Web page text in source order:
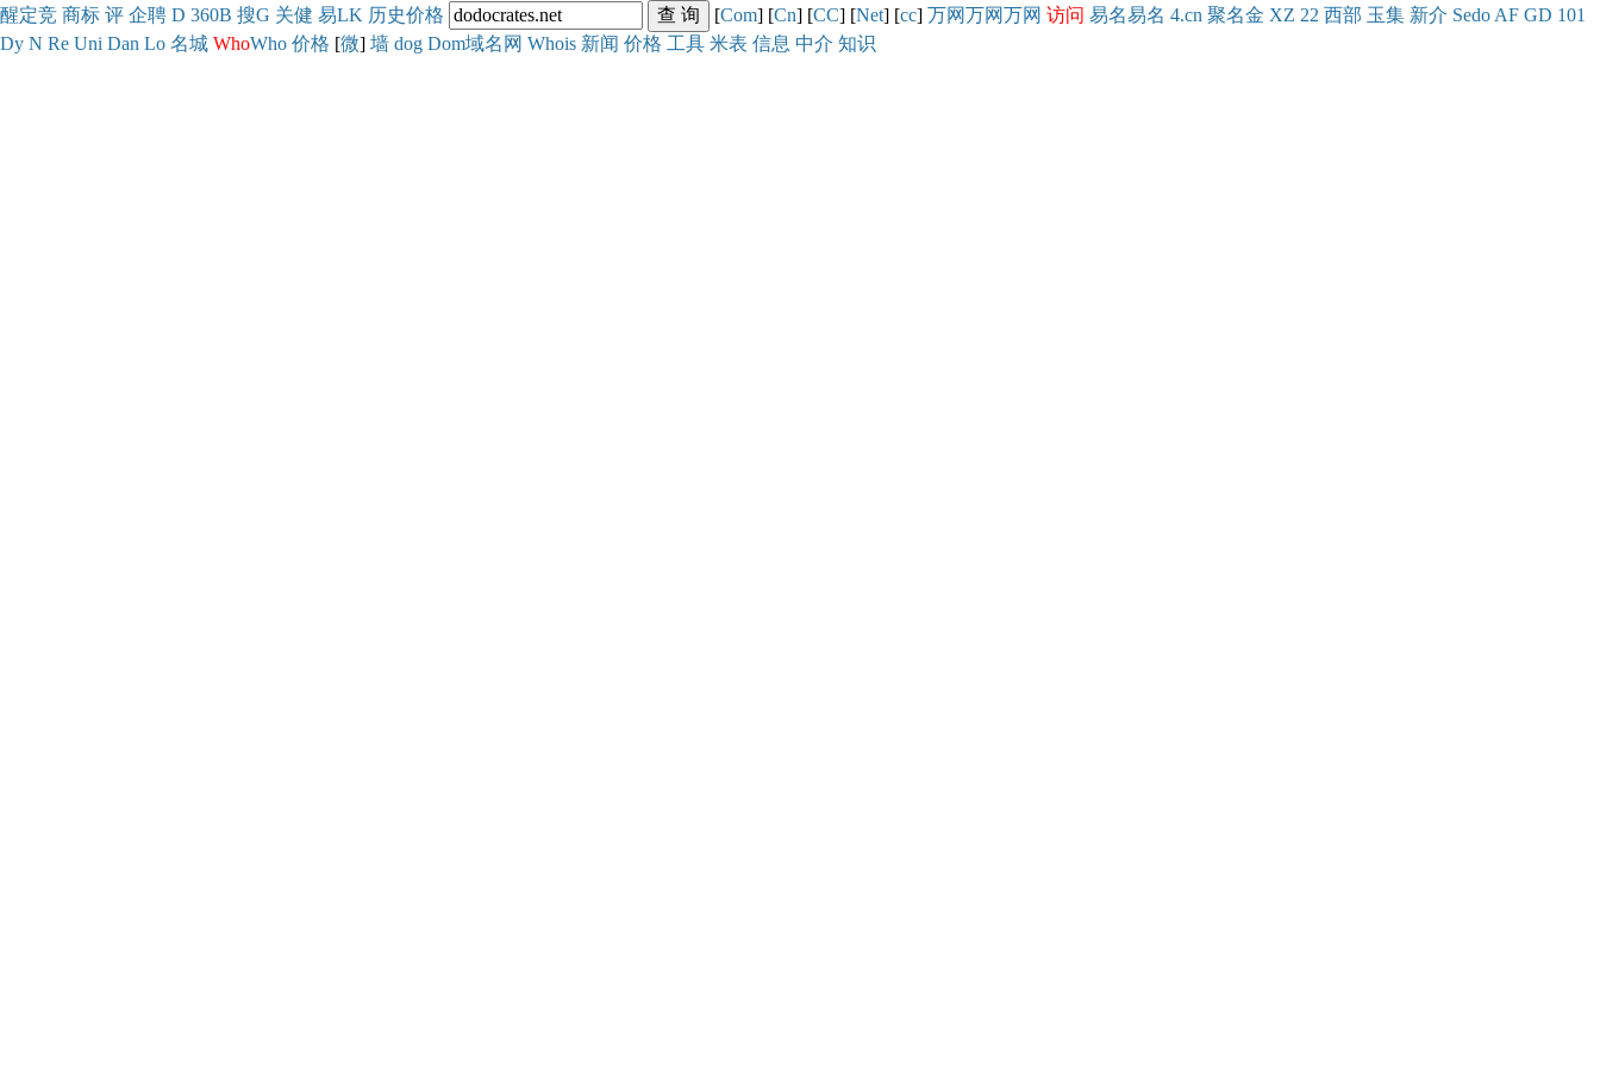
醒定竞 商标 评 企聘 D 360B 搜G 关健 易LK 历史价格 [Com] [Cn] [CC] [Net] [cc] 万网万网万网 访问 易名易名 4.cn 聚名金 XZ 22 西部 玉集 新介 Sedo AF GD 101
Dy N Re Uni Dan Lo 名城 WhoWho 价格 [微] 墙 dog Dom域名网 Whois 新闻 价格 工具 米表 信息 中介 知识